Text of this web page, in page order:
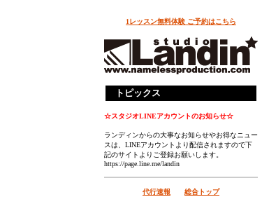
1レッスン無料体験 ご予約はこちら
トピックス
☆スタジオLINEアカウントのお知らせ☆
ランディンからの大事なお知らせやお得なニュー
スは、LINEアカウントより配信されますので下
記のサイトよりご登録お願いします。
https://page.line.me/landin
代行速報 総合トップ